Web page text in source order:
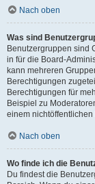
Nach oben
Was sind
Benutzergruppen sind
in für die Board-
kann mehreren
Berechtigungen
Berechtigungen für
Beispiel zu
einem
Nach oben
Wo finde ich die
Du findest die